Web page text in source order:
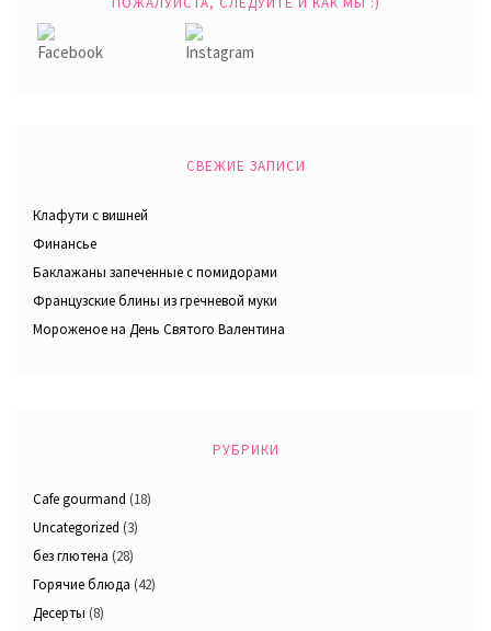
СВЕЖИЕ ЗАПИСИ
Клафути с вишней
Финансье
Баклажаны запеченные с помидорами
Французские блины из гречневой муки
Мороженое на День Святого Валентина
РУБРИКИ
Cafe gourmand (18)
Uncategorized (3)
без глютена (28)
Горячие блюда (42)
Десерты (8)